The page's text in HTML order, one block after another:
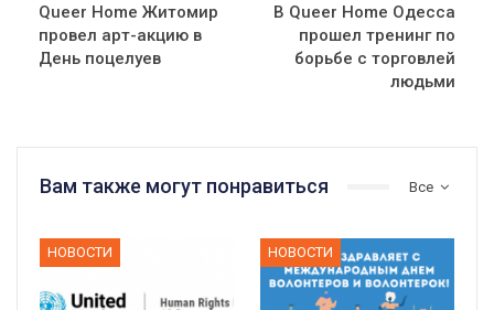
Queer Home Житомир
провел арт-акцию в
День поцелуев
В Queer Home Одесса
прошел тренинг по
борьбе с торговлей
людьми
Все
Вам также могут понравиться
НОВОСТИ НОВОСТИ